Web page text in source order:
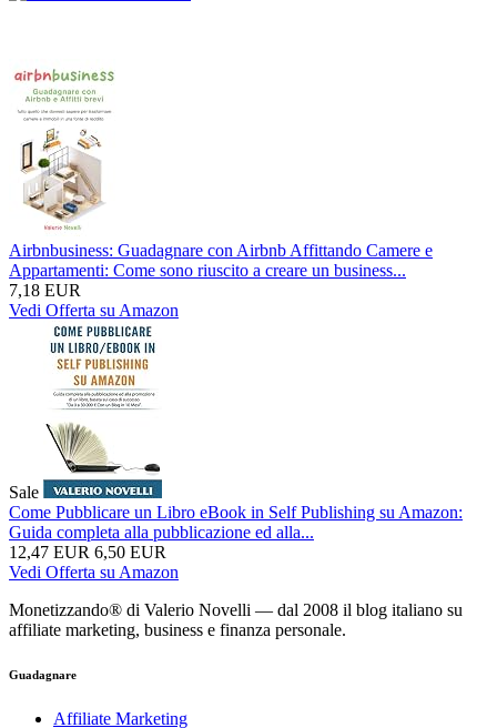
Airbnbusiness: Guadagnare con Airbnb Affittando Camere e
Appartamenti: Come sono riuscito a creare un business...
7,18 EUR
Vedi Offerta su Amazon
Sale
Come Pubblicare un Libro eBook in Self Publishing su Amazon:
Guida completa alla pubblicazione ed alla...
12,47 EUR 6,50 EUR
Vedi Offerta su Amazon
Monetizzando® di Valerio Novelli — dal 2008 il blog italiano su
affiliate marketing, business e finanza personale.
Guadagnare
Affiliate Marketing